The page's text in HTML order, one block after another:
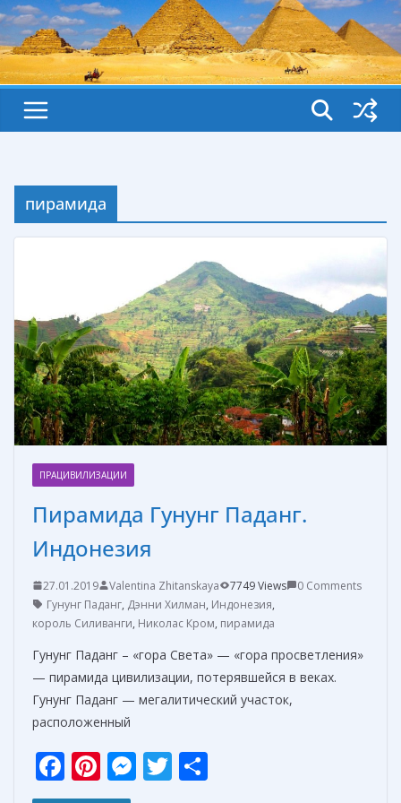
пирамида
ПРАЦИВИЛИЗАЦИИ
Пирамида Гунунг Паданг.
Индонезия
27.01.2019 Valentina Zhitanskaya 7749 Views
0 Comments
Гунунг Паданг, Дэнни Хилман, Индонезия,
король Силиванги, Николас Кром, пирамида
Гунунг Паданг – «гора Света» — «гора просветления»
— пирамида цивилизации, потерявшейся в веках.
Гунунг Паданг — мегалитический участок,
расположенный
F
ac
Pi
nt
M T